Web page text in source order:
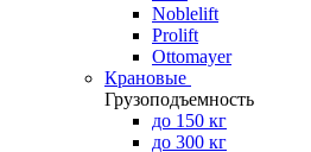
Noblelift
Prolift
Ottomayer
Крановые
Грузоподъемность
до 150 кг
до 300 кг